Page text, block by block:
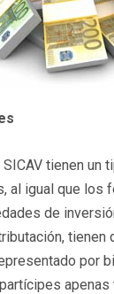
tienen un
al igual que los
de
tienen
por
apenas